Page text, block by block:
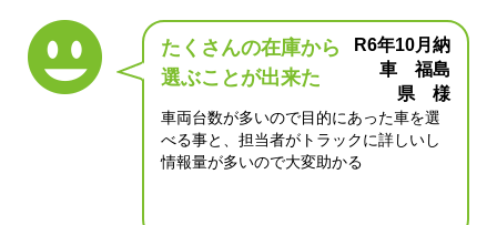
たくさんの在庫から
選ぶことが出来た
R6年10月納
車 福島
県 様
車両台数が多いので目的にあった車を選
べる事と、担当者がトラックに詳しいし
情報量が多いので大変助かる